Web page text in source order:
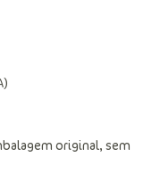
original, sem